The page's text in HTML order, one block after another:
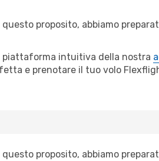
proposito, abbiamo
piattaforma intuitiva della nostra
e prenotare il tuo volo
proposito, abbiamo